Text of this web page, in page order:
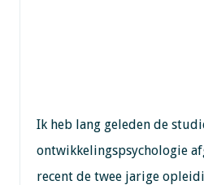
Ik heb lang geleden de
ontwikkelingspsychologie
recent de twee jarige